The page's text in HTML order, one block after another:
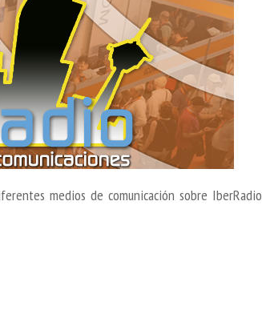
medios de comunicación sobre IberRadio